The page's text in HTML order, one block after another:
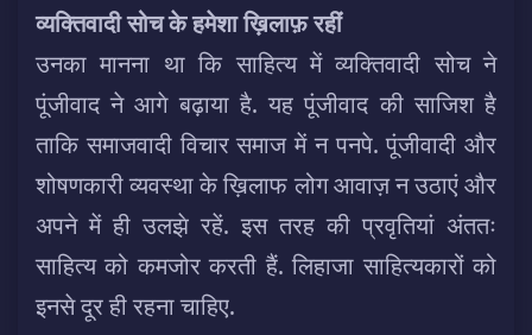
व्यक्तिवादी सोच के हमेशा ख़िलाफ़ रहीं
उनका मानना था कि साहित्य में व्यक्तिवादी सोच ने
पूंजीवाद ने आगे बढ़ाया है. यह पूंजीवाद की साजिश है
ताकि समाजवादी विचार समाज में न पनपे. पूंजीवादी और
शोषणकारी व्यवस्था के ख़िलाफ लोग आवाज़ न उठाएं और
अपने में ही उलझे रहें. इस तरह की प्रवृतियां अंततः
साहित्य को कमजोर करती हैं. लिहाजा साहित्यकारों को
इनसे दूर ही रहना चाहिए.